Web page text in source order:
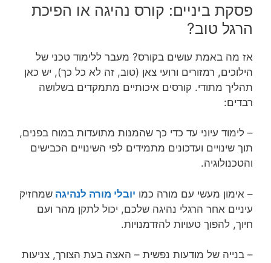
פסקת ביניים: קורס נהיגה או הפיכת
הרגל טוב?
אז מה באמת עושים בקורס? מעבר ללימוד טכני של
הילוכים, רמזורים ורועי צאן (טוב, זה לא כל כך), יש כאן
תהליך מתודי. קורסים איכותיים מתמקדים בשלושה
רבדים:
– לימוד עיוני עד כדי כך שהמנות מתועדות במוח בפנים,
תוך שינויים ועדכונים מתמידים לפי השינויים הכבישים
והטכנולוגיה.
– אימון מעשי עם מורה כמו יובלי מורה לנהיגה שמחזיק
עיניים אחר הרגלי נהיגה שלכם, יכול לתקן מהר ועם
חיוך, להפוך טעויות להזדמנויות.
– בנייה של מודעות נפשית – האצה בעת הצורך, צניעות